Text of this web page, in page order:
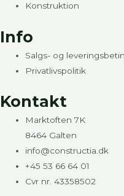
Konstruktion
Info
Salgs- og
Privatlivspolitik
Kontakt
Marktoften 7K
8464 Galten
info@constructia.dk
+45 53 66 64 01
Cvr nr. 43358502